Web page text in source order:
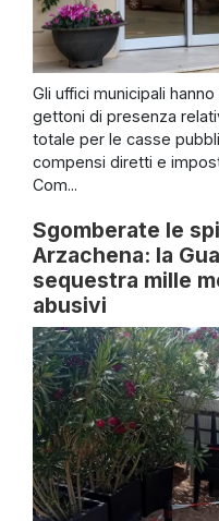
Gli uffici municipali
gettoni di presenza
totale per le casse
compensi diretti e
Com...
Sgomberate le
Arzachena: la
sequestra mille
abusivi